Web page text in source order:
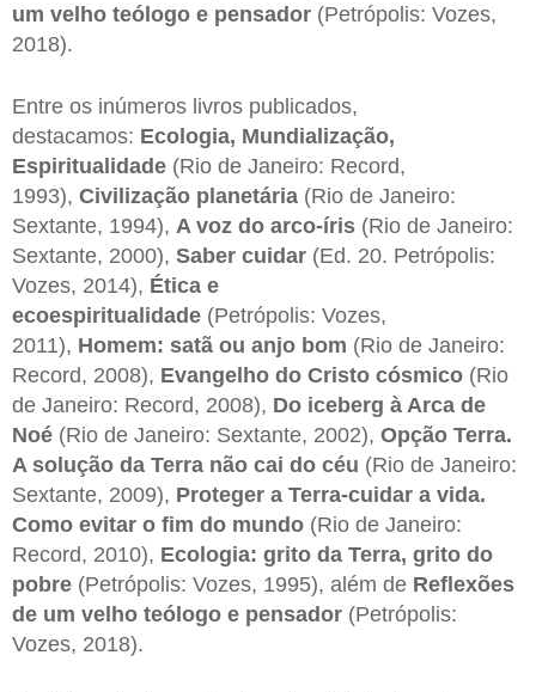
um velho teólogo e pensador (Petrópolis: Vozes,
2018).
Entre os inúmeros livros publicados,
destacamos: Ecologia, Mundialização,
Espiritualidade (Rio de Janeiro: Record,
1993), Civilização planetária (Rio de Janeiro:
Sextante, 1994), A voz do arco-íris (Rio de Janeiro:
Sextante, 2000), Saber cuidar (Ed. 20. Petrópolis:
Vozes, 2014), Ética e
ecoespiritualidade (Petrópolis: Vozes,
2011), Homem: satã ou anjo bom (Rio de Janeiro:
Record, 2008), Evangelho do Cristo cósmico (Rio
de Janeiro: Record, 2008), Do iceberg à Arca de
Noé (Rio de Janeiro: Sextante, 2002), Opção Terra.
A solução da Terra não cai do céu (Rio de Janeiro:
Sextante, 2009), Proteger a Terra-cuidar a vida.
Como evitar o fim do mundo (Rio de Janeiro:
Record, 2010), Ecologia: grito da Terra, grito do
pobre (Petrópolis: Vozes, 1995), além de Reflexões
de um velho teólogo e pensador (Petrópolis:
Vozes, 2018).